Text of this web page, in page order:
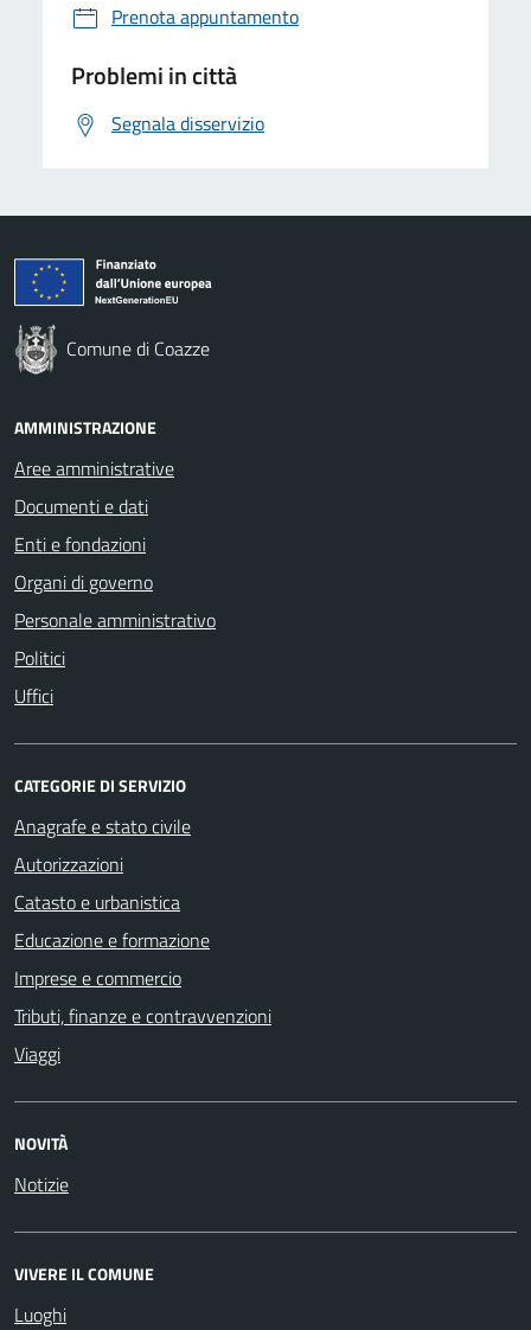
Prenota appuntamento
Problemi in città
Segnala disservizio
Comune di Coazze
AMMINISTRAZIONE
Aree amministrative
Documenti e dati
Enti e fondazioni
Organi di governo
Personale amministrativo
Politici
Uffici
CATEGORIE DI SERVIZIO
Anagrafe e stato civile
Autorizzazioni
Catasto e urbanistica
Educazione e formazione
Imprese e commercio
Tributi, finanze e contravvenzioni
Viaggi
NOVITÀ
Notizie
VIVERE IL COMUNE
Luoghi